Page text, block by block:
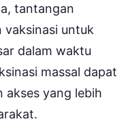
tantangan
vaksinasi untuk
dalam waktu
massal dapat
akses yang lebih